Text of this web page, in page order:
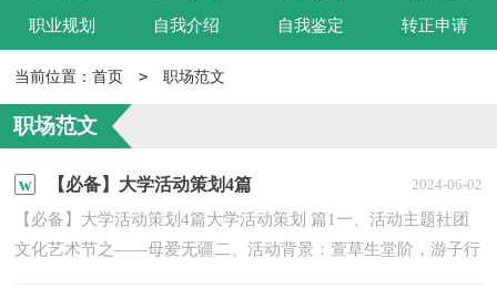
职业规划 自我介绍 自我鉴定 转正申请
当前位置：首页 > 职场范文
职场范文
【必备】大学活动策划4篇 2024-06-02
【必备】大学活动策划4篇大学活动策划 篇1一、活动主题社团
文化艺术节之——母爱无疆二、活动背景：萱草生堂阶，游子行